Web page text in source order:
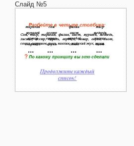
Слайд №5